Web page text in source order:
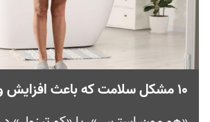
۱۰ مشکل سلامت که باعث افزایش وزن می‌شوند